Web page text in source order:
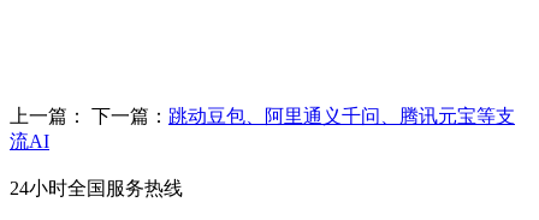
上一篇： 下一篇： 跳动豆包、阿里通义千问、腾讯元宝等支
流AI
24小时全国服务热线